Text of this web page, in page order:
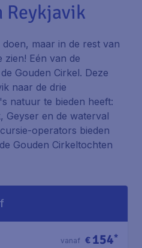
Reykjavik
maar in de rest van
zien! Eén van de
Gouden Cirkel. Deze
naar de drie
natuur te bieden heeft:
, Geyser en de waterval
operators bieden
Gouden Cirkeltochten
€ 154*
vanaf